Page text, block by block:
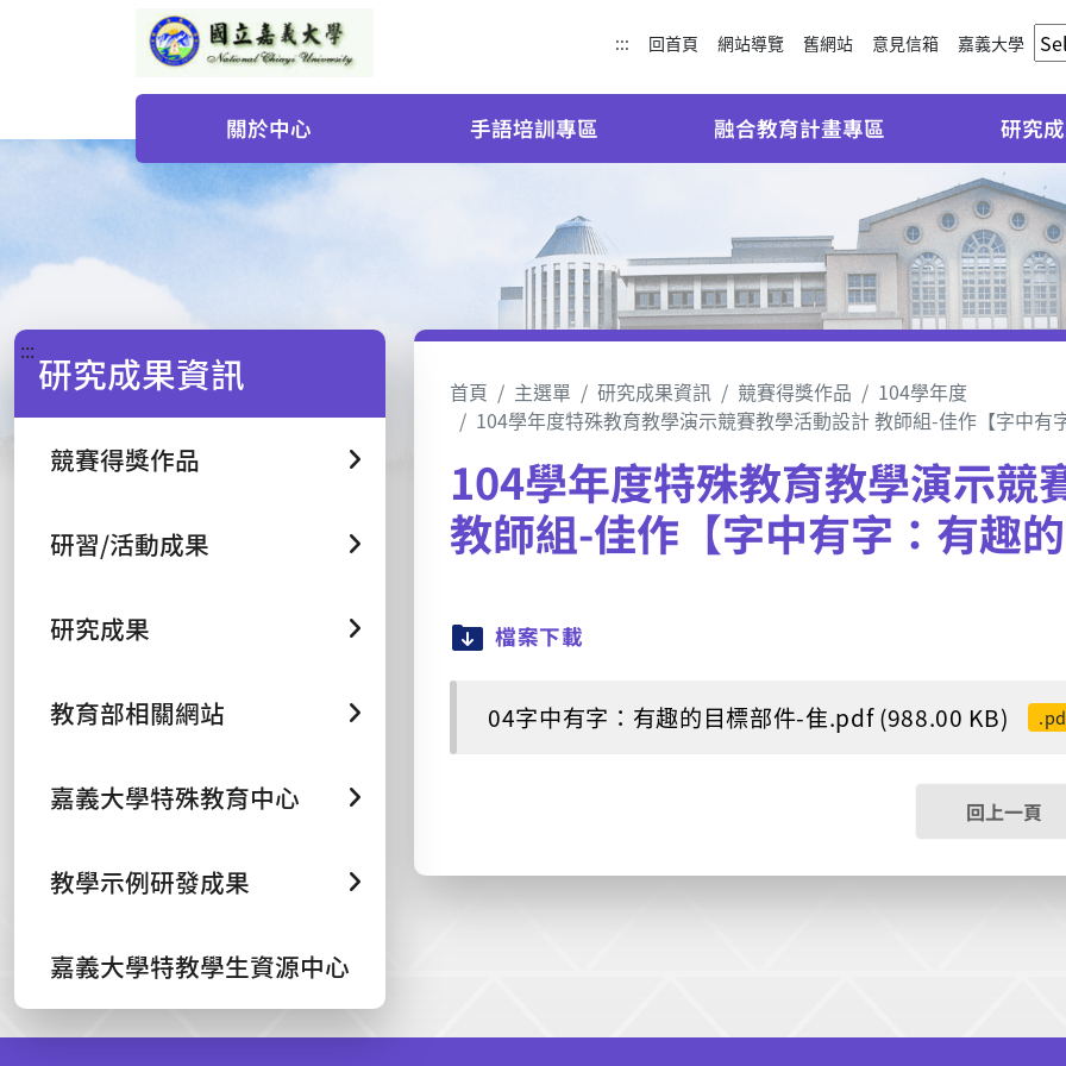
::: 回首頁 網站導覽 舊網站 意見信箱 嘉義大學
關於中心 手語培訓專區 融合教育計畫專區 研究
::: 研究成果資訊
競賽得獎作品
研習/活動成果
研究成果
教育部相關網站
嘉義大學特殊教育中心
教學示例研發成果
嘉義大學特教學生資源中心
首頁 主選單 研究成果資訊 競賽得獎作品
104學年度
104學年度特殊教育教學演示競賽教學活動設計 教師組-佳作【字中有
104學年度特殊教育教學演示競
教師組-佳作【字中有字：有趣
檔案下載
04字中有字：有趣的目標部件-隹.pdf (988.00 KB)
回上一頁